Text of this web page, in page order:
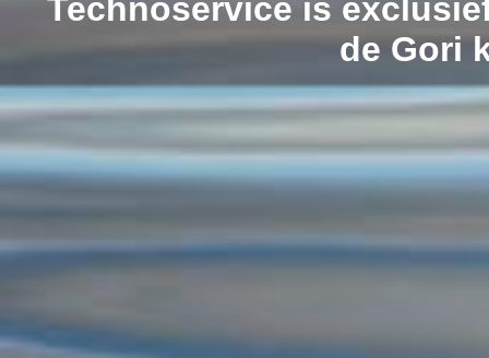
Technoservice is
de Gori